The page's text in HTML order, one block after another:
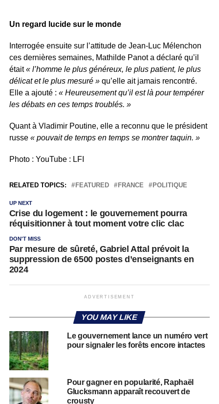
Un regard lucide sur le monde
Interrogée ensuite sur l’attitude de Jean-Luc Mélenchon
ces dernières semaines, Mathilde Panot a déclaré qu’il
était« l’homme le plus généreux, le plus patient, le plus
délicat et le plus mesuré »qu’elle ait jamais rencontré.
Elle a ajouté : « Heureusement qu’il est là pour tempérer
les débats en ces temps troublés. »
Quant à Vladimir Poutine, elle a reconnu que le président
russe « pouvait de temps en temps se montrer taquin. »
Photo : YouTube : LFI
RELATED TOPICS: FEATURED FRANCE POLITIQUE
UP NEXT
Crise du logement : le gouvernement pourra
réquisitionner à tout moment votre clic clac
DON'T MISS
Par mesure de sûreté, Gabriel Attal prévoit la
suppression de 6500 postes d’enseignants en
2024
ADVERTISEMENT
YOU MAY LIKE
Le gouvernement lance un numéro vert
pour signaler les forêts encore intactes
Pour gagner en popularité, Raphaël
Glucksmann apparaît recouvert de
crousty